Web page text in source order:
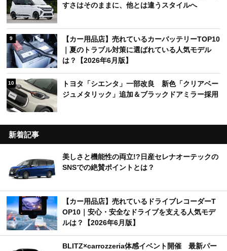
すさはそのままに、他とは違うスタイルへ
9
【カー用品店】売れているカーバッテリーTOP10
｜夏のトラブル対策に選ばれている人気モデル
は？【2026年6月版】
10
トヨタ「シエンタ」一部改良 新色「クリアベー
ジュメタリック」追加＆ブラックドアミラー採用
新着記事
美しさと機能性の両立!?日産セレナオーテックの
SNSでの絶賛ポイントとは？
【カー用品店】売れているドライブレコーダーT
OP10｜安心・安全なドライブを支える人気モデ
ルは？【2026年6月版】
BLITZ×carrozzeria体感イベント開催 最新パー